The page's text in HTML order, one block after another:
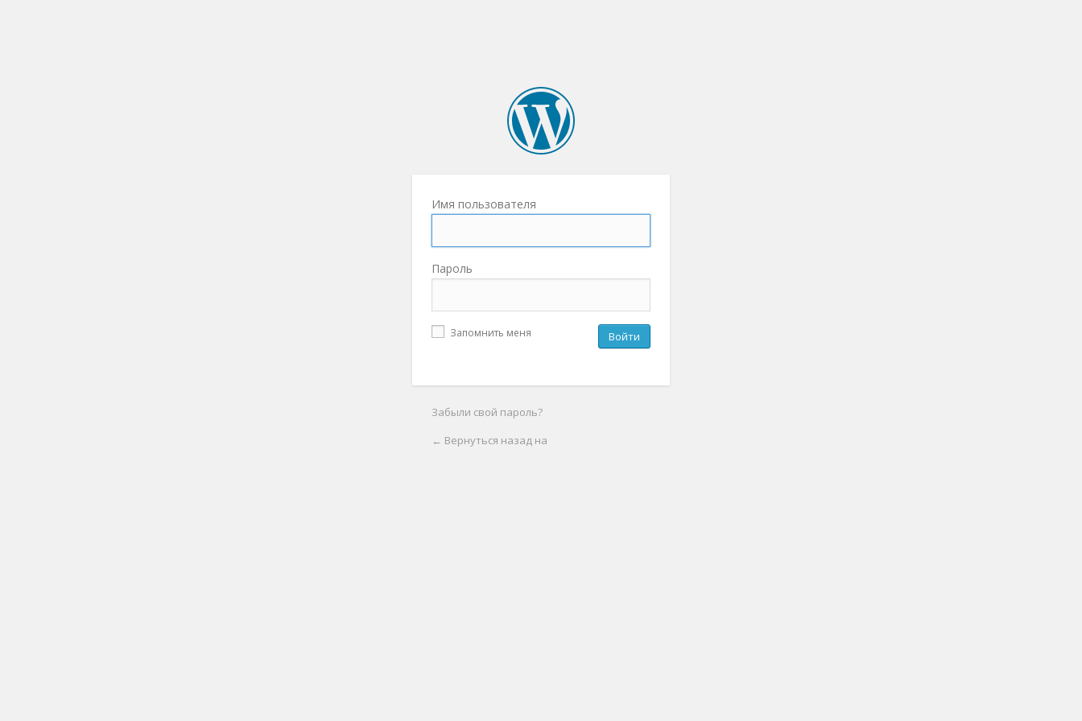
Имя пользователя
Пароль
Запомнить меня
Забыли свой пароль?
← Вернуться назад на